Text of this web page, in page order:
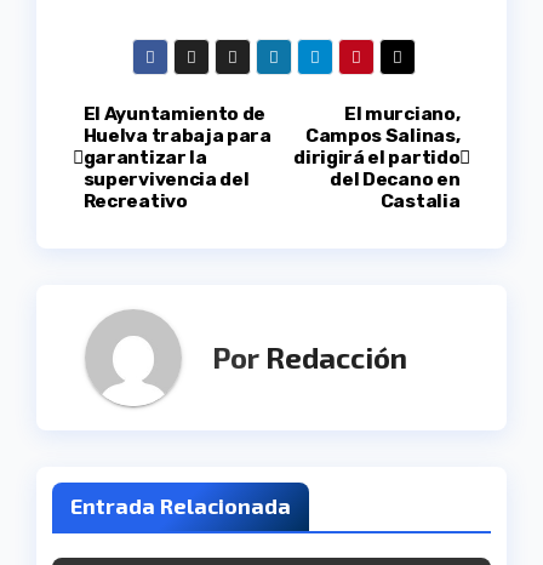
Navegación
de
El murciano,
Campos Salinas,
dirigirá el partido
del Decano en
Castalia
El Ayuntamiento de
Huelva trabaja para
garantizar la
supervivencia del
Recreativo
Por Redacción
Entrada Relacionada